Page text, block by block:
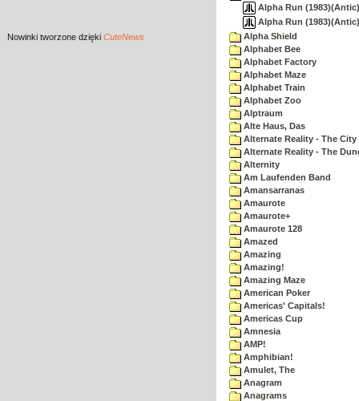
Nowinki tworzone dzięki CuteNews
Alpha Run
Alpha Run
Alpha Shield
Alphabet Bee
Alphabet Factory
Alphabet Maze
Alphabet Train
Alphabet Zoo
Alptraum
Alte Haus, Das
Alternate Reality - The City
Alternate Reality - The
Alternity
Am Laufenden Band
Amansarranas
Amaurote
Amaurote+
Amaurote 128
Amazed
Amazing
Amazing!
Amazing Maze
American Poker
Americas' Capitals!
Americas Cup
Amnesia
AMP!
Amphibian!
Amulet, The
Anagram
Anagrams